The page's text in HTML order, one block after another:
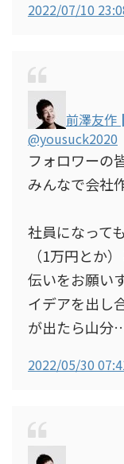
2022/07/10
前澤友作
@yousuck2020
フォロワーの
みんなで会社
社員になって
（1万円とか
伝いをお願い
イデアを出し
が出たら山分
2022/05/30